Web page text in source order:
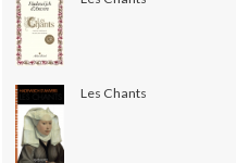
Les Chants